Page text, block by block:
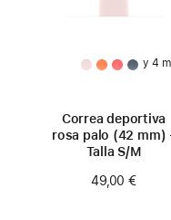
y 4
Correa deportiva
rosa palo (42 mm)
Talla S/M
49,00 €